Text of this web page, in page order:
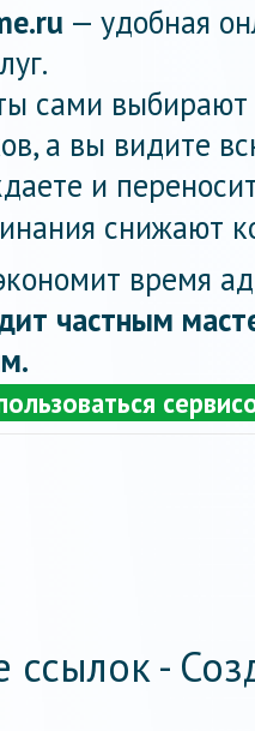
— удобная
сами
а вы видите
и
снижают
время
частным
-